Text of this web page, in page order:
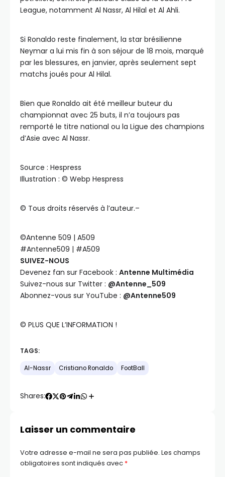
League, notamment Al Nassr, Al Hilal et Al Ahli.
Si Ronaldo reste finalement, la star brésilienne
Neymar a lui mis fin à son séjour de 18 mois, marqué
par les blessures, en janvier, après seulement sept
matchs joués pour Al Hilal.
Bien que Ronaldo ait été meilleur buteur du
championnat avec 25 buts, il n’a toujours pas
remporté le titre national ou la Ligue des champions
d’Asie avec Al Nassr.
Source : Hespress
Illustration : ©️ Webp Hespress
©️ Tous droits réservés à l’auteur.–
©️Antenne 509 | A509
#Antenne509 | #A509
SUIVEZ-NOUS
Devenez fan sur Facebook : Antenne Multimédia
Suivez-nous sur Twitter : @Antenne_509
Abonnez-vous sur YouTube : @Antenne509
©️ PLUS QUE L’INFORMATION !
TAGS:
Al-Nassr Cristiano Ronaldo FootBall
Shares:
Laisser un commentaire
Votre adresse e-mail ne sera pas publiée. Les champs
obligatoires sont indiqués avec *